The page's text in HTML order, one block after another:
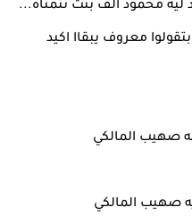
محمود الف بنت تتمناه...
معروف يبقاا اكيد
صهيب المالكي
صهيب المالكي